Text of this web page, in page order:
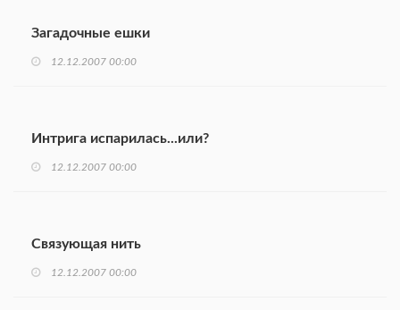
Загадочные ешки
12.12.2007 00:00
Интрига испарилась...или?
12.12.2007 00:00
Связующая нить
12.12.2007 00:00